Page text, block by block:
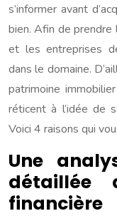
s’informer avant
bien. Afin de prendre
et les entreprises
dans le domaine.
patrimoine
réticent à l’idée de
Voici 4 raisons qui
Une
détaillée
financière